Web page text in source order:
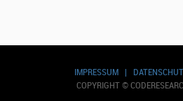
IMPRESSUM|
COPYRIGHT ©